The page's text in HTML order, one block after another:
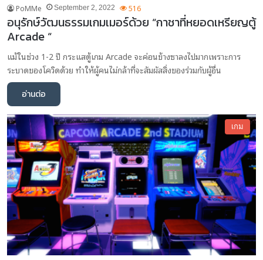
PoMMe September 2, 2022 516
อนุรักษ์วัฒนธรรมเกมเมอร์ด้วย “กาชาที่หยอดเหรียญตู้
Arcade “
แม้ในช่วง 1-2 ปี กระแสตู้เกม Arcade จะค่อนข้างซาลงไปมากเพราะการ
ระบาดของโควิดด้วย ทำให้ผู้คนไม่กล้าที่จะสัมผัสสิ่งของร่วมกับผู้อื่น
อ่านต่อ
เกม